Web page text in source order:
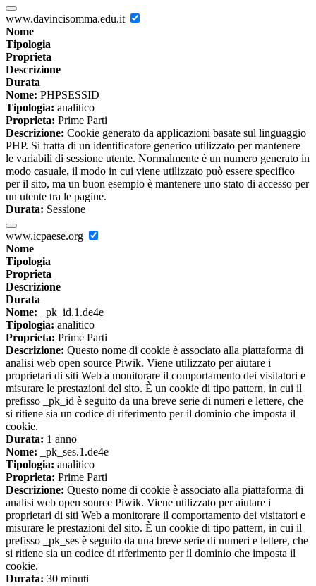
www.davincisomma.edu.it
Nome
Tipologia
Proprieta
Descrizione
Durata
Nome: PHPSESSID
Tipologia: analitico
Proprieta: Prime Parti
Descrizione: Cookie generato da applicazioni basate sul linguaggio
PHP. Si tratta di un identificatore generico utilizzato per mantenere
le variabili di sessione utente. Normalmente è un numero generato in
modo casuale, il modo in cui viene utilizzato può essere specifico
per il sito, ma un buon esempio è mantenere uno stato di accesso per
un utente tra le pagine.
Durata: Sessione
www.icpaese.org
Nome
Tipologia
Proprieta
Descrizione
Durata
Nome: _pk_id.1.de4e
Tipologia: analitico
Proprieta: Prime Parti
Descrizione: Questo nome di cookie è associato alla piattaforma di
analisi web open source Piwik. Viene utilizzato per aiutare i
proprietari di siti Web a monitorare il comportamento dei visitatori e
misurare le prestazioni del sito. È un cookie di tipo pattern, in cui il
prefisso _pk_id è seguito da una breve serie di numeri e lettere, che
si ritiene sia un codice di riferimento per il dominio che imposta il
cookie.
Durata: 1 anno
Nome: _pk_ses.1.de4e
Tipologia: analitico
Proprieta: Prime Parti
Descrizione: Questo nome di cookie è associato alla piattaforma di
analisi web open source Piwik. Viene utilizzato per aiutare i
proprietari di siti Web a monitorare il comportamento dei visitatori e
misurare le prestazioni del sito. È un cookie di tipo pattern, in cui il
prefisso _pk_ses è seguito da una breve serie di numeri e lettere, che
si ritiene sia un codice di riferimento per il dominio che imposta il
cookie.
Durata: 30 minuti